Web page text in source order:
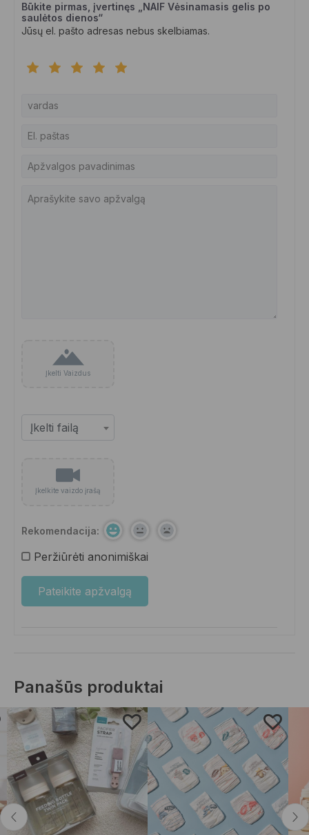
Būkite pirmas, įvertinęs „NAIF Vėsinamasis gelis po
saulėtos dienos“
Jūsų el. pašto adresas nebus skelbiamas.
Įkelti Vaizdus
Įkelkite vaizdo įrašą
Rekomendacija:
Peržiūrėti anonimiškai
Panašūs produktai